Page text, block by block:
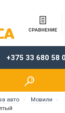
СРАВНЕНИЕ
+375 33 680 58
авто
Мовили